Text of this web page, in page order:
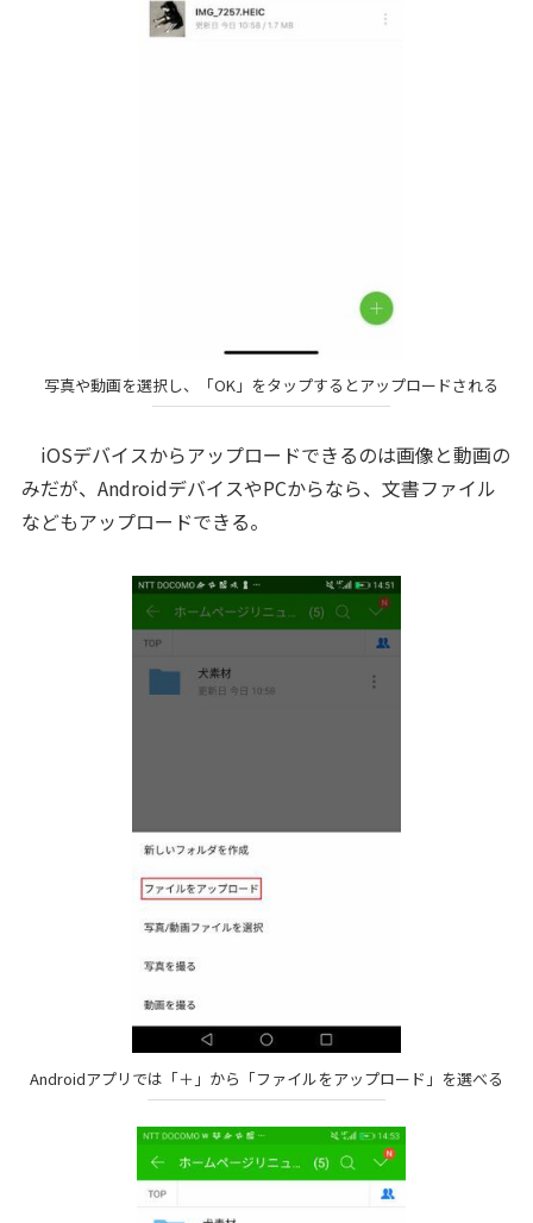
写真や動画を選択し、「OK」をタップするとアップロードされる
iOSデバイスからアップロードできるのは画像と動画の
みだが、AndroidデバイスやPCからなら、文書ファイル
などもアップロードできる。
Androidアプリでは「＋」から「ファイルをアップロード」を選べる